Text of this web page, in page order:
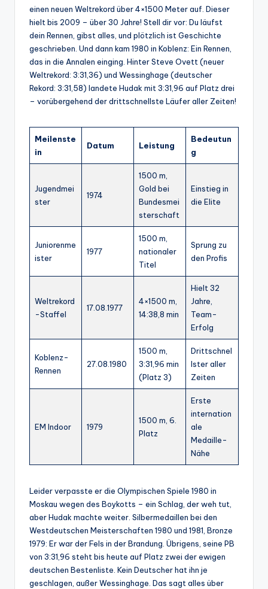
einen neuen Weltrekord über 4×1500 Meter auf. Dieser
hielt bis 2009 – über 30 Jahre! Stell dir vor: Du läufst
dein Rennen, gibst alles, und plötzlich ist Geschichte
geschrieben. Und dann kam 1980 in Koblenz: Ein Rennen,
das in die Annalen einging. Hinter Steve Ovett (neuer
Weltrekord: 3:31,36) und Wessinghage (deutscher
Rekord: 3:31,58) landete Hudak mit 3:31,96 auf Platz drei
– vorübergehend der drittschnellste Läufer aller Zeiten!
Meilenste
in
Datum Leistung
Bedeutun
g
Jugendmei
ster
1974
1500 m,
Gold bei
Bundesmei
sterschaft
Einstieg in
die Elite
Juniorenme
ister
1977
1500 m,
nationaler
Titel
Sprung zu
den Profis
Weltrekord
-Staffel
17.08.1977
4×1500 m,
14:38,8 min
Hielt 32
Jahre,
Team-
Erfolg
Koblenz-
Rennen
27.08.1980
1500 m,
3:31,96 min
(Platz 3)
Drittschnel
lster aller
Zeiten
EM Indoor 1979
1500 m, 6.
Platz
Erste
internation
ale
Medaille-
Nähe
Leider verpasste er die Olympischen Spiele 1980 in
Moskau wegen des Boykotts – ein Schlag, der weh tut,
aber Hudak machte weiter. Silbermedaillen bei den
Westdeutschen Meisterschaften 1980 und 1981, Bronze
1979: Er war der Fels in der Brandung. Übrigens, seine PB
von 3:31,96 steht bis heute auf Platz zwei der ewigen
deutschen Bestenliste. Kein Deutscher hat ihn je
geschlagen, außer Wessinghage. Das sagt alles über